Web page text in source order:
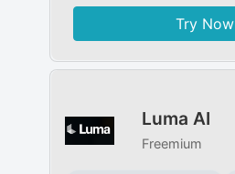
Try Now
Luma AI
Freemium